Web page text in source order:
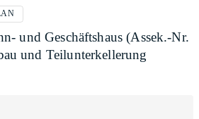
und Geschäftshaus (Assek.-Nr.
und Teilunterkellerung